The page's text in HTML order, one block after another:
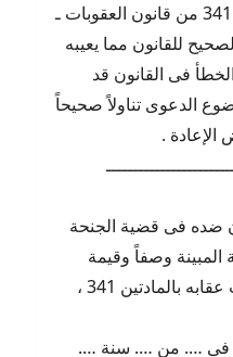
على سبيل الحصر فى المادة 341 من قانون العقوبات ـ
للقانون مما يعيبه
فى القانون قد
الدعوى تناولاً صحيحاً
الإعادة .
ضده فى قضية الجنحة
وصفاً وقيمة
بالأوراق والمملوكة … وطلبت عقابه بالمادتين 341 ،
فى …. من …. سنة ….